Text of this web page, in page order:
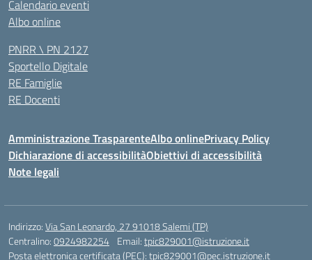
Calendario eventi
Albo online
PNRR \ PN 2127
Sportello Digitale
RE Famiglie
RE Docenti
Amministrazione TrasparenteAlbo onlinePrivacy Policy
Dichiarazione di accessibilitàObiettivi di accessibilità
Note legali
Indirizzo:Via San Leonardo, 27 91018 Salemi (TP)
Centralino:0924982254 Email:tpic829001@istruzione.it
Posta elettronica certificata (PEC):tpic829001@pec.istruzione.it